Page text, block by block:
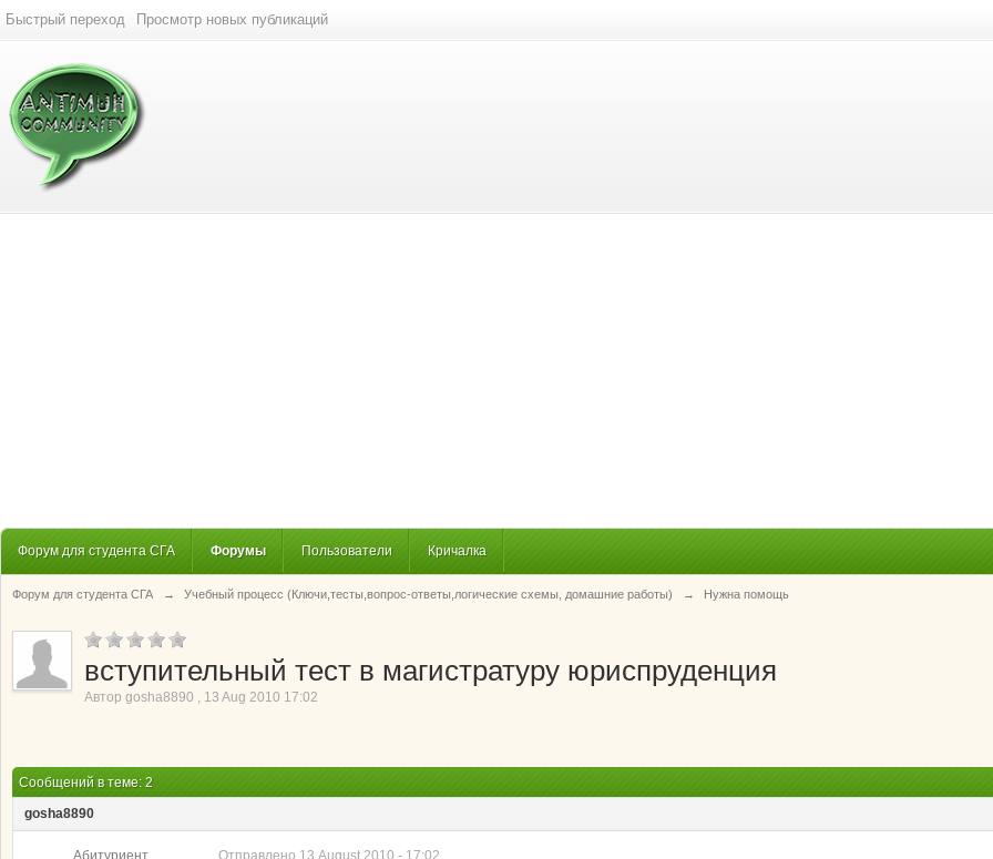
Быстрый переход Просмотр новых публикаций
Форум для студента СГА Форумы Пользователи Кричалка
Форум для студента СГА → Учебный процесс (Ключи,тесты,вопрос-ответы,логические схемы, домашние работы) → Нужна помощь
вступительный тест в магистратуру юриспруденция
Автор gosha8890 , 13 Aug 2010 17:02
Сообщений в теме: 2
gosha8890
Абитуриент Отправлено 13 August 2010 - 17:02